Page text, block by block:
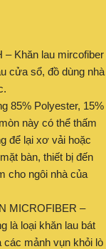
– Khăn lau mircofiber
cửa sổ, đồ dùng nhà
85% Polyester, 15%
này có thể thấm
để lại xơ vải hoặc
bàn, thiết bị đến
cho ngôi nhà của
MICROFIBER –
là loại khăn lau bát
các mảnh vụn khỏi lò